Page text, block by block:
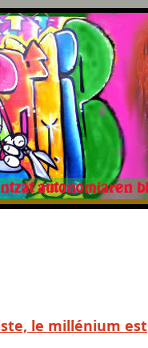
le millénium est